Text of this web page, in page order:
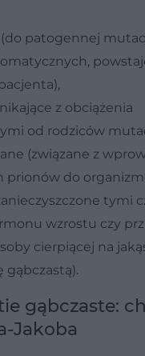
patogennej
z obciążenia
od rodziców
(związane z
do
tymi
wzrostu czy
cierpiącej na
gąbczastą).
gąbczaste:
Jakoba